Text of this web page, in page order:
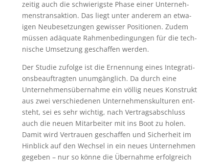
zei­tig auch die schwie­rigs­te Pha­se einer Unter­neh­
mens­trans­ak­ti­on. Das liegt unter ande­rem an etwa­
igen Neu­be­set­zun­gen gewis­ser Posi­tio­nen. Zudem
müs­sen adäqua­te Rah­men­be­din­gun­gen für die tech­
ni­sche Umset­zung geschaf­fen werden.
Der Stu­die zufol­ge ist die Ernen­nung eines Inte­gra­ti­
ons­be­auf­trag­ten unum­gäng­lich. Da durch eine
Unter­neh­mens­über­nah­me ein völ­lig neu­es Kon­strukt
aus zwei ver­schie­de­nen Unter­neh­mens­kul­tu­ren ent­
steht, sei es sehr wich­tig, nach Ver­trags­ab­schluss
auch die neu­en Mit­ar­bei­ter mit ins Boot zu holen.
Damit wird Ver­trau­en geschaf­fen und Sicher­heit im
Hin­blick auf den Wech­sel in ein neu­es Unter­neh­men
gege­ben – nur so kön­ne die Über­nah­me erfolg­reich